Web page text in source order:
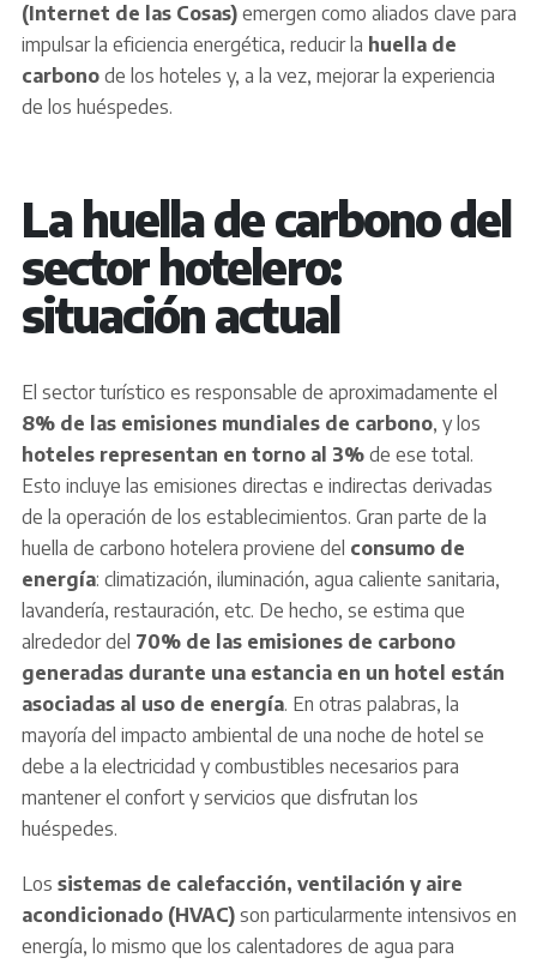
(Internet de las Cosas)emergen como aliados clave para
impulsar la eficiencia energética, reducir la huella de
carbono de los hoteles y, a la vez, mejorar la experiencia
de los huéspedes.
La huella de carbono del
sector hotelero:
situación actual
El sector turístico es responsable de aproximadamente el
8% de las emisiones mundiales de carbono, y los
hoteles representan en torno al 3%de ese total.
Esto incluye las emisiones directas e indirectas derivadas
de la operación de los establecimientos. Gran parte de la
huella de carbono hotelera proviene del consumo de
energía: climatización, iluminación, agua caliente sanitaria,
lavandería, restauración, etc. De hecho, se estima que
alrededor del 70% de las emisiones de carbono
generadas durante una estancia en un hotel están
asociadas al uso de energía. En otras palabras, la
mayoría del impacto ambiental de una noche de hotel se
debe a la electricidad y combustibles necesarios para
mantener el confort y servicios que disfrutan los
huéspedes.
Los sistemas de calefacción, ventilación y aire
acondicionado (HVAC)son particularmente intensivos en
energía, lo mismo que los calentadores de agua para